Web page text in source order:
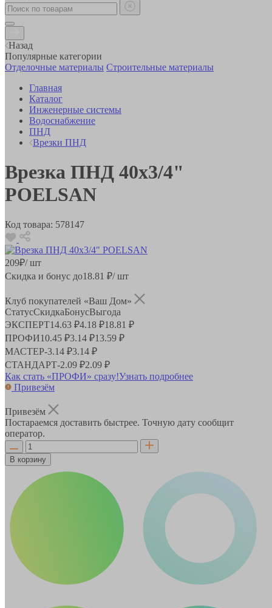
Назад
Популярные категории
Отделочные материалы Строительные материалы
Главная
Каталог
Инженерные системы
Водоснабжение
ПНД
Врезки ПНД
Врезка ПНД 40х3/4"
POELSAN
Код товара: 578147
209₽/ шт
Скидка и бонус до18.81 ₽/ шт
Клуб покупателей «Ваш Дом»
СтатусСкидкаБонусВыгода
ЭКСПЕРТ14.63 ₽4.18 ₽18.81 ₽
ПРОФИ10.45 ₽3.14 ₽13.59 ₽
МАСТЕР-3.14 ₽3.14 ₽
СТАНДАРТ-2.09 ₽2.09 ₽
Как стать «ПРОФИ» сразу!Узнать подробнее
Привезём
Привезём
Постараемся доставить быстрее. Точную дату сообщит
оператор.
В корзину